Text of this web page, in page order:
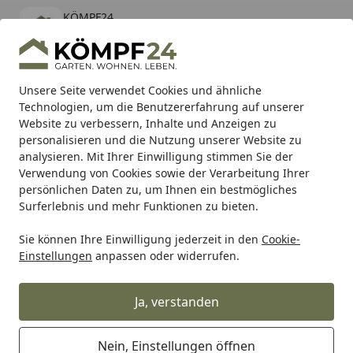
Unsere Seite verwendet Cookies und ähnliche
Technologien, um die Benutzererfahrung auf unserer
Website zu verbessern, Inhalte und Anzeigen zu
personalisieren und die Nutzung unserer Website zu
analysieren. Mit Ihrer Einwilligung stimmen Sie der
Verwendung von Cookies sowie der Verarbeitung Ihrer
persönlichen Daten zu, um Ihnen ein bestmögliches
Surferlebnis und mehr Funktionen zu bieten.
Sie können Ihre Einwilligung jederzeit in den Cookie-
Einstellungen anpassen oder widerrufen.
Ja, verstanden
Nein, Einstellungen öffnen
KÖMPF24
kostenlos - Im App Store
Hotline
Alle Produkte
Mein Konto
Suchen
Karibu Pools inkl. gratis Sandfilteranlage & Pool-
Starterset (Gesamtwert bis 468,99€)
Startseite
Alles für den Garten Gartenhaus Zubehör für
Palmako Schleppdach 4,3 m²